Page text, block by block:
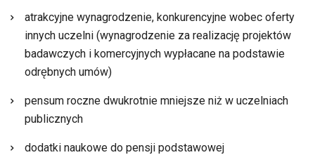
atrakcyjne wynagrodzenie, konkurencyjne wobec oferty
innych uczelni (wynagrodzenie za realizację projektów
badawczych i komercyjnych wypłacane na podstawie
odrębnych umów)
pensum roczne dwukrotnie mniejsze niż w uczelniach
publicznych
dodatki naukowe do pensji podstawowej